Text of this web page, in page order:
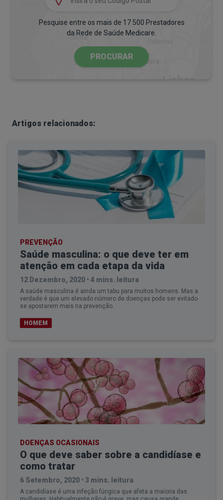
Pesquise entre os mais de 17 500 Prestadores
da Rede de Saúde Medicare.
PROCURAR
Artigos relacionados:
PREVENÇÃO
Saúde masculina: o que deve ter em
atenção em cada etapa da vida
12 Dezembro, 2020 • 4 mins. leitura
A saúde masculina é ainda um tabu para muitos homens. Mas a
verdade é que um elevado número de doenças pode ser evitado
se apostarem mais na prevenção.
HOMEM
DOENÇAS OCASIONAIS
O que deve saber sobre a candidíase e
como tratar
6 Setembro, 2020 • 3 mins. leitura
A candidíase é uma infeção fúngica que afeta a maioria das